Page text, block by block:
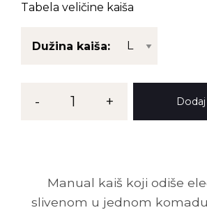
Tabela veličine kaiša
Dužina kaiša:
MG- 1 +
Manual kaiš koji odiše
slivenom u jednom